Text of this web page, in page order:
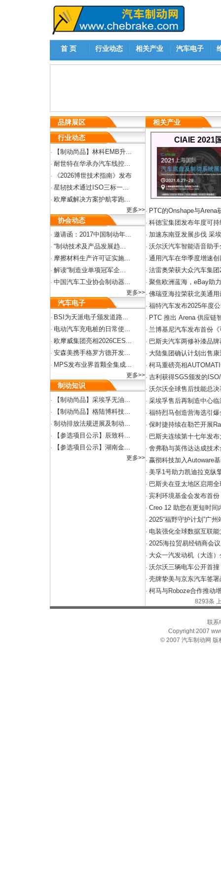
首 页 行业动态 相关产业 汽车电子
品牌展区
相关产业
行业动态
· 【制动尚品】林科EMB升...
· 耐世特在华承办汽车线控...
· 《2026博世技术指南》发布
· 星轫技术通过ISO三标一...
· 欧摩威解决方案护航零跑...
更多>>
协会动态
· 邀请函：2017中国制动年...
· “制动技术及产品发展趋...
· 摩擦材料生产许可证实施...
· 解读“制造业单项冠军企...
· 中国汽车工业协会制动器...
更多>>
汽车电子
· BSI为天派电子颁发道路...
· 电动汽车充电桩的日常使...
· 欧摩威集团亮相2026CES...
· 安森美携手格罗方德开发...
· MPS发布业界首颗全集成...
更多>>
制动知识
· 【制动尚品】采埃孚无油...
· 【制动尚品】格陆博科技...
· 制动排放法规进展及制动...
· 【参选项目公示】辰致科...
· 【参选项目公示】湖南金...
更多>>
CIAIE 2021
· PTC的Onshape与Arena
· 科德宝集团发布年度可
· 加速东南亚发展步伐 采
· 沃尔沃汽车智能语音助
· 通用汽车在华季度增速
· 法雷奥荣获大众汽车集
· 聚焦欧洲蓝海，eBay助
· 佛瑞亚海拉荣获北美通
· 福特汽车发布2025年度
· PTC 推出 Arena 供应链
· 兰博基尼汽车发布首份
· 巴斯夫汽车两修补漆品
· 大陆集团确认计划出售
· 柯马重磅亮相
· 吉利获得SGS颁发的
· 沃尔沃全球售后技能总
· 采埃孚售后再制造中心临
· 福特烈马创造营海选引爆
· 保时捷持续在勒芒开展
· 巴斯夫连续第十七年发
· 舍弗勒与英伟达达成技术
· 嬴彻科技加入Autoware
· 美孚1号助力凯迪拉克纵
· 巴斯夫在亚太地区启用
· 宾利环境基金会发布首
· Creo 12 助您在更短时间
· 2025“福野守护计划”广
· 电装强化全球数据互联
· 2025海拉贸易经销商会
· 大众一汽发动机（大连
· 沃尔沃三辆电车公开首
· 壳牌挚美与京东汽车签
· 柯马与Roboze合作推动
8293条
联系
Copyright 2007
© 2007 汽车制动网 版